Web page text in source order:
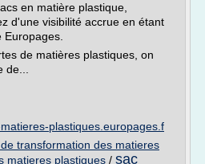
en matière plastique,
d'une visibilité accrue en étant
de matières plastiques, on
plastiques.europages.f
transformation des matieres
matieres plastiques / sac